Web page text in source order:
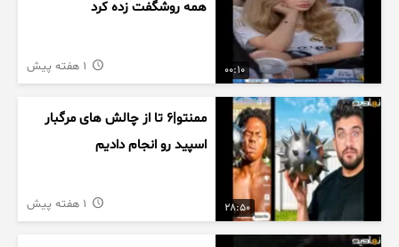
00:10
همه روشگفت زده کرد
28:50
ممنتو|۶ تا از چالش های مرگبار
اسپید رو انجام دادیم